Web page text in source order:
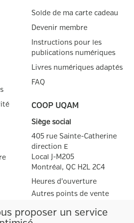
proposer un service
Solde de ma carte cadeau
Devenir membre
Instructions pour les
publications numériques
Livres numériques adaptés
FAQ
COOP UQAM
Siège social
405 rue Sainte-Catherine
direction E
Local J-M205
Montréal, QC H2L 2C4
Heures d'ouverture
Autres points de vente
Facebook
Twitter